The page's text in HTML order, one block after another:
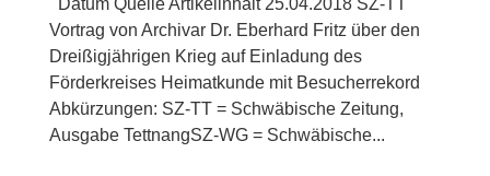
Vortrag von Archivar Dr. Eberhard Fritz über den
Dreißigjährigen Krieg auf Einladung des
Förderkreises Heimatkunde mit Besucherrekord
Abkürzungen: SZ-TT = Schwäbische Zeitung,
Ausgabe TettnangSZ-WG = Schwäbische...